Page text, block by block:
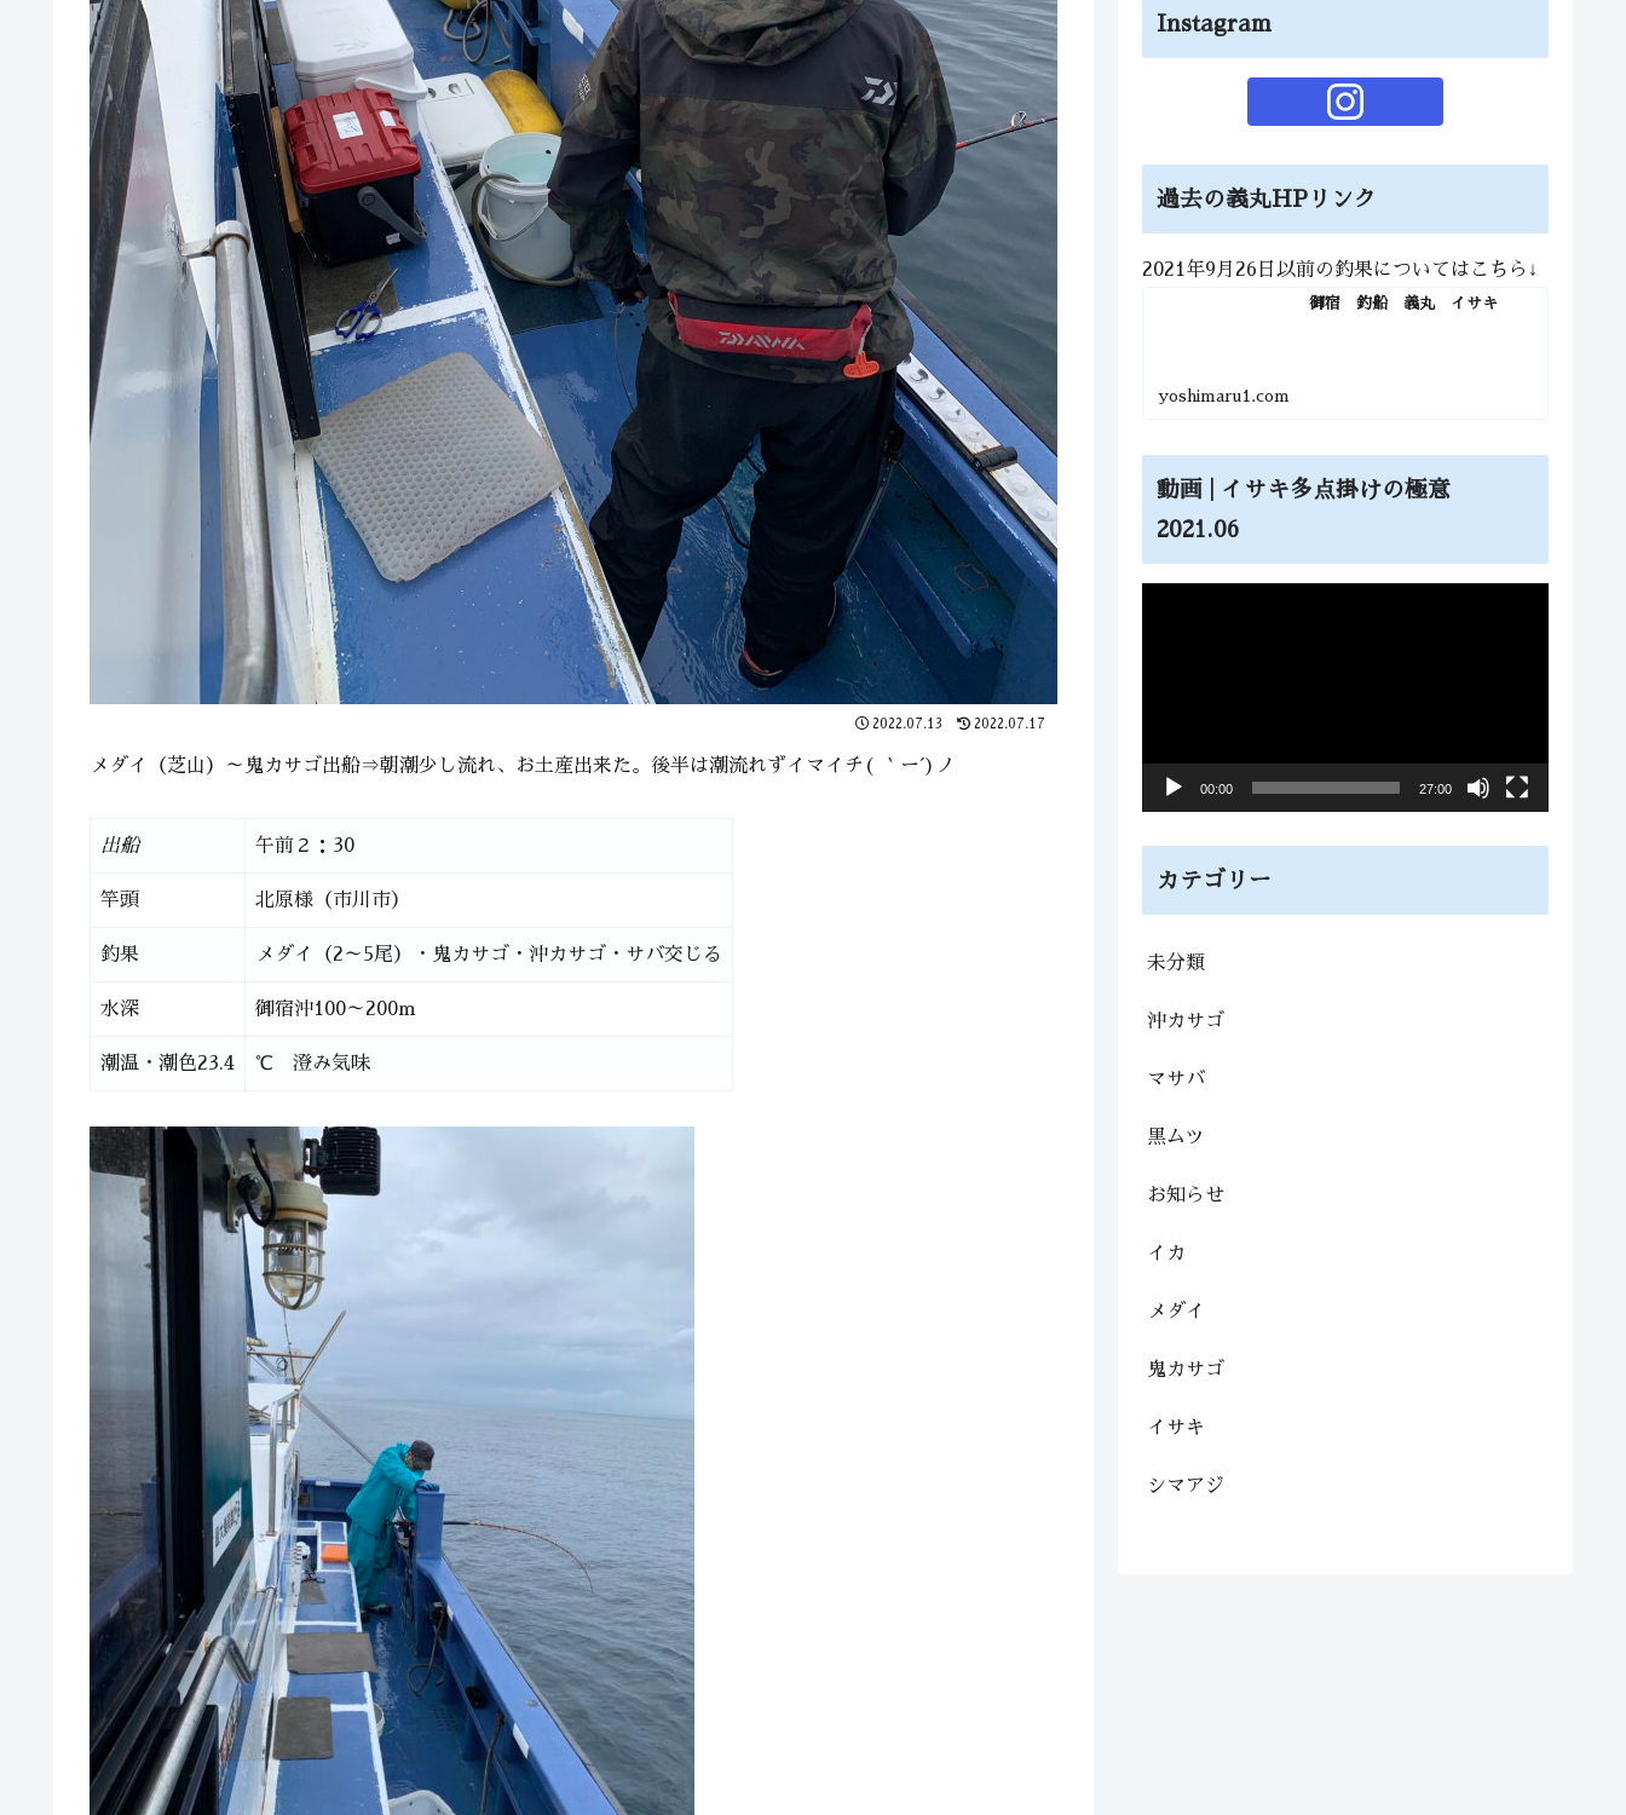
2022.07.13 2022.07.17
メダイ（芝山）～鬼カサゴ出船⇒朝潮少し流れ、お土産出来た。後半は潮流れずイマイチ( ｀ー´)ノ
出船 午前２：30
竿頭 北原様（市川市）
釣果 メダイ（2～5尾）・鬼カサゴ・沖カサゴ・サバ交じる
水深 御宿沖100～200m
潮温・潮色23.4 ℃ 澄み気味
Instagram
過去の義丸HPリンク
2021年9月26日以前の釣果についてはこちら↓
御宿 釣船 義丸 イサキ
yoshimaru1.com
動画 | イサキ多点掛けの極意
2021.06
ヤ
00:00 27:00
カテゴリー
未分類
沖カサゴ
マサバ
黒ムツ
お知らせ
イカ
メダイ
鬼カサゴ
イサキ
シマアジ